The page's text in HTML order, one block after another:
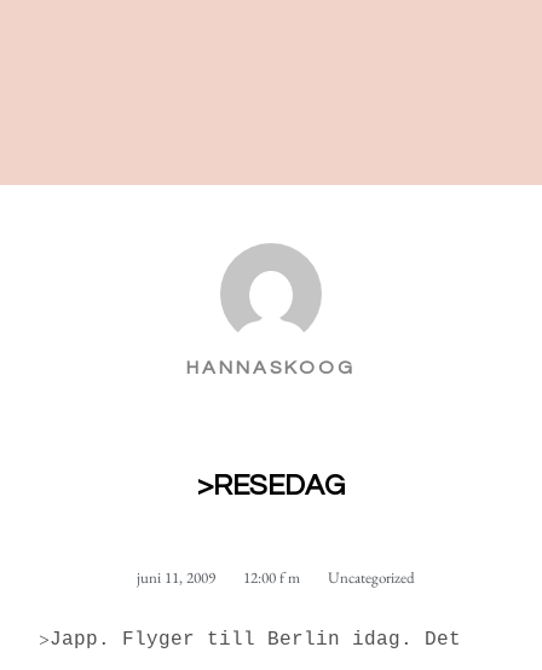
HANNASKOOG
>RESEDAG
juni 11, 2009 12:00 f m Uncategorized
>Japp. Flyger till Berlin idag. Det